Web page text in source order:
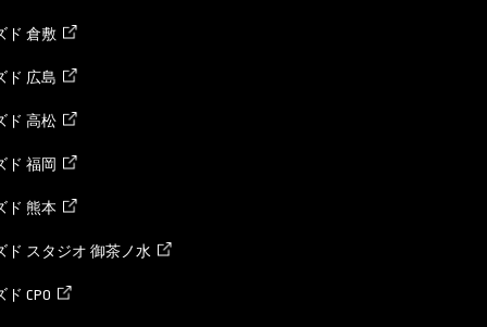
ド 倉敷
ド 広島
ド 高松
ド 福岡
ド 熊本
ド スタジオ 御茶ノ水
CPO